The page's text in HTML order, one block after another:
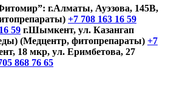
г.Алматы, Ауэзова, 145В,
+7 708 163 16 59
59 г.Шымкент, ул. Казангап
(Медцентр, фитопрепараты) +7
18 мкр, ул. Еримбетова, 27
868 76 65